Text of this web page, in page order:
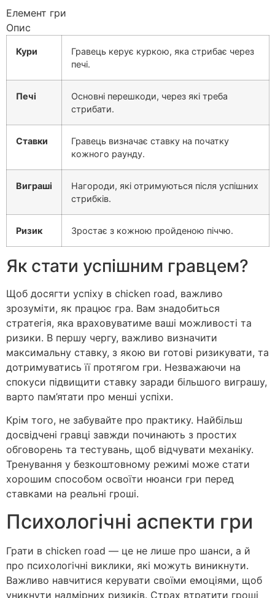
Елемент гри
Опис
Кури
Гравець керує куркою, яка стрибає через
печі.
Печі
Основні перешкоди, через які треба
стрибати.
Ставки
Гравець визначає ставку на початку
кожного раунду.
Виграші
Нагороди, які отримуються після успішних
стрибків.
Ризик Зростає з кожною пройденою піччю.
Як стати успішним гравцем?
Щоб досягти успіху в chicken road, важливо
зрозуміти, як працює гра. Вам знадобиться
стратегія, яка враховуватиме ваші можливості та
ризики. В першу чергу, важливо визначити
максимальну ставку, з якою ви готові ризикувати, та
дотримуватись її протягом гри. Незважаючи на
спокуси підвищити ставку заради більшого виграшу,
варто пам’ятати про менші успіхи.
Крім того, не забувайте про практику. Найбільш
досвідчені гравці завжди починають з простих
обговорень та тестувань, щоб відчувати механіку.
Тренування у безкоштовному режимі може стати
хорошим способом освоїти нюанси гри перед
ставками на реальні гроші.
Психологічні аспекти гри
Грати в chicken road — це не лише про шанси, а й
про психологічні виклики, які можуть виникнути.
Важливо навчитися керувати своїми емоціями, щоб
уникнути надмірних ризиків. Страх втратити гроші